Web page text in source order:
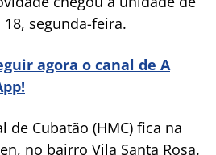
segunda-feira.
agora o canal de A
de Cubatão (HMC) fica na
no bairro Vila Santa Rosa.